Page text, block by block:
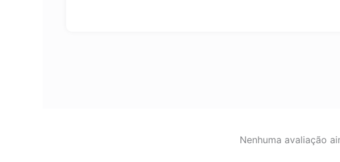
Nenhuma avaliação